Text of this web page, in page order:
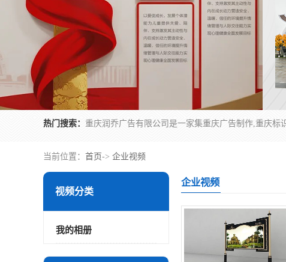
热门搜索：
当前位置： 首页-> 企业视频
视频分类
我的相册
企业视频